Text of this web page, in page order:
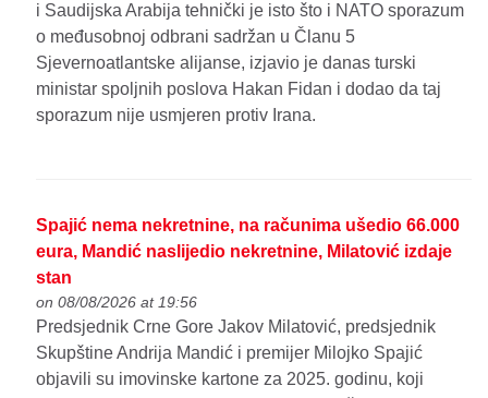
i Saudijska Arabija tehnički je isto što i NATO sporazum
o međusobnoj odbrani sadržan u Članu 5
Sjevernoatlantske alijanse, izjavio je danas turski
ministar spoljnih poslova Hakan Fidan i dodao da taj
sporazum nije usmjeren protiv Irana.
Spajić nema nekretnine, na računima ušedio 66.000
eura, Mandić naslijedio nekretnine, Milatović izdaje
stan
on 08/08/2026 at 19:56
Predsjednik Crne Gore Jakov Milatović, predsjednik
Skupštine Andrija Mandić i premijer Milojko Spajić
objavili su imovinske kartone za 2025. godinu, koji